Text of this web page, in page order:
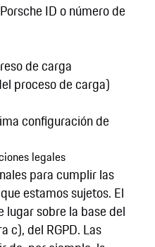
ID o número de
de carga
proceso de carga)
configuración de
legales
para cumplir las
estamos sujetos. El
sobre la base del
c), del RGPD. Las